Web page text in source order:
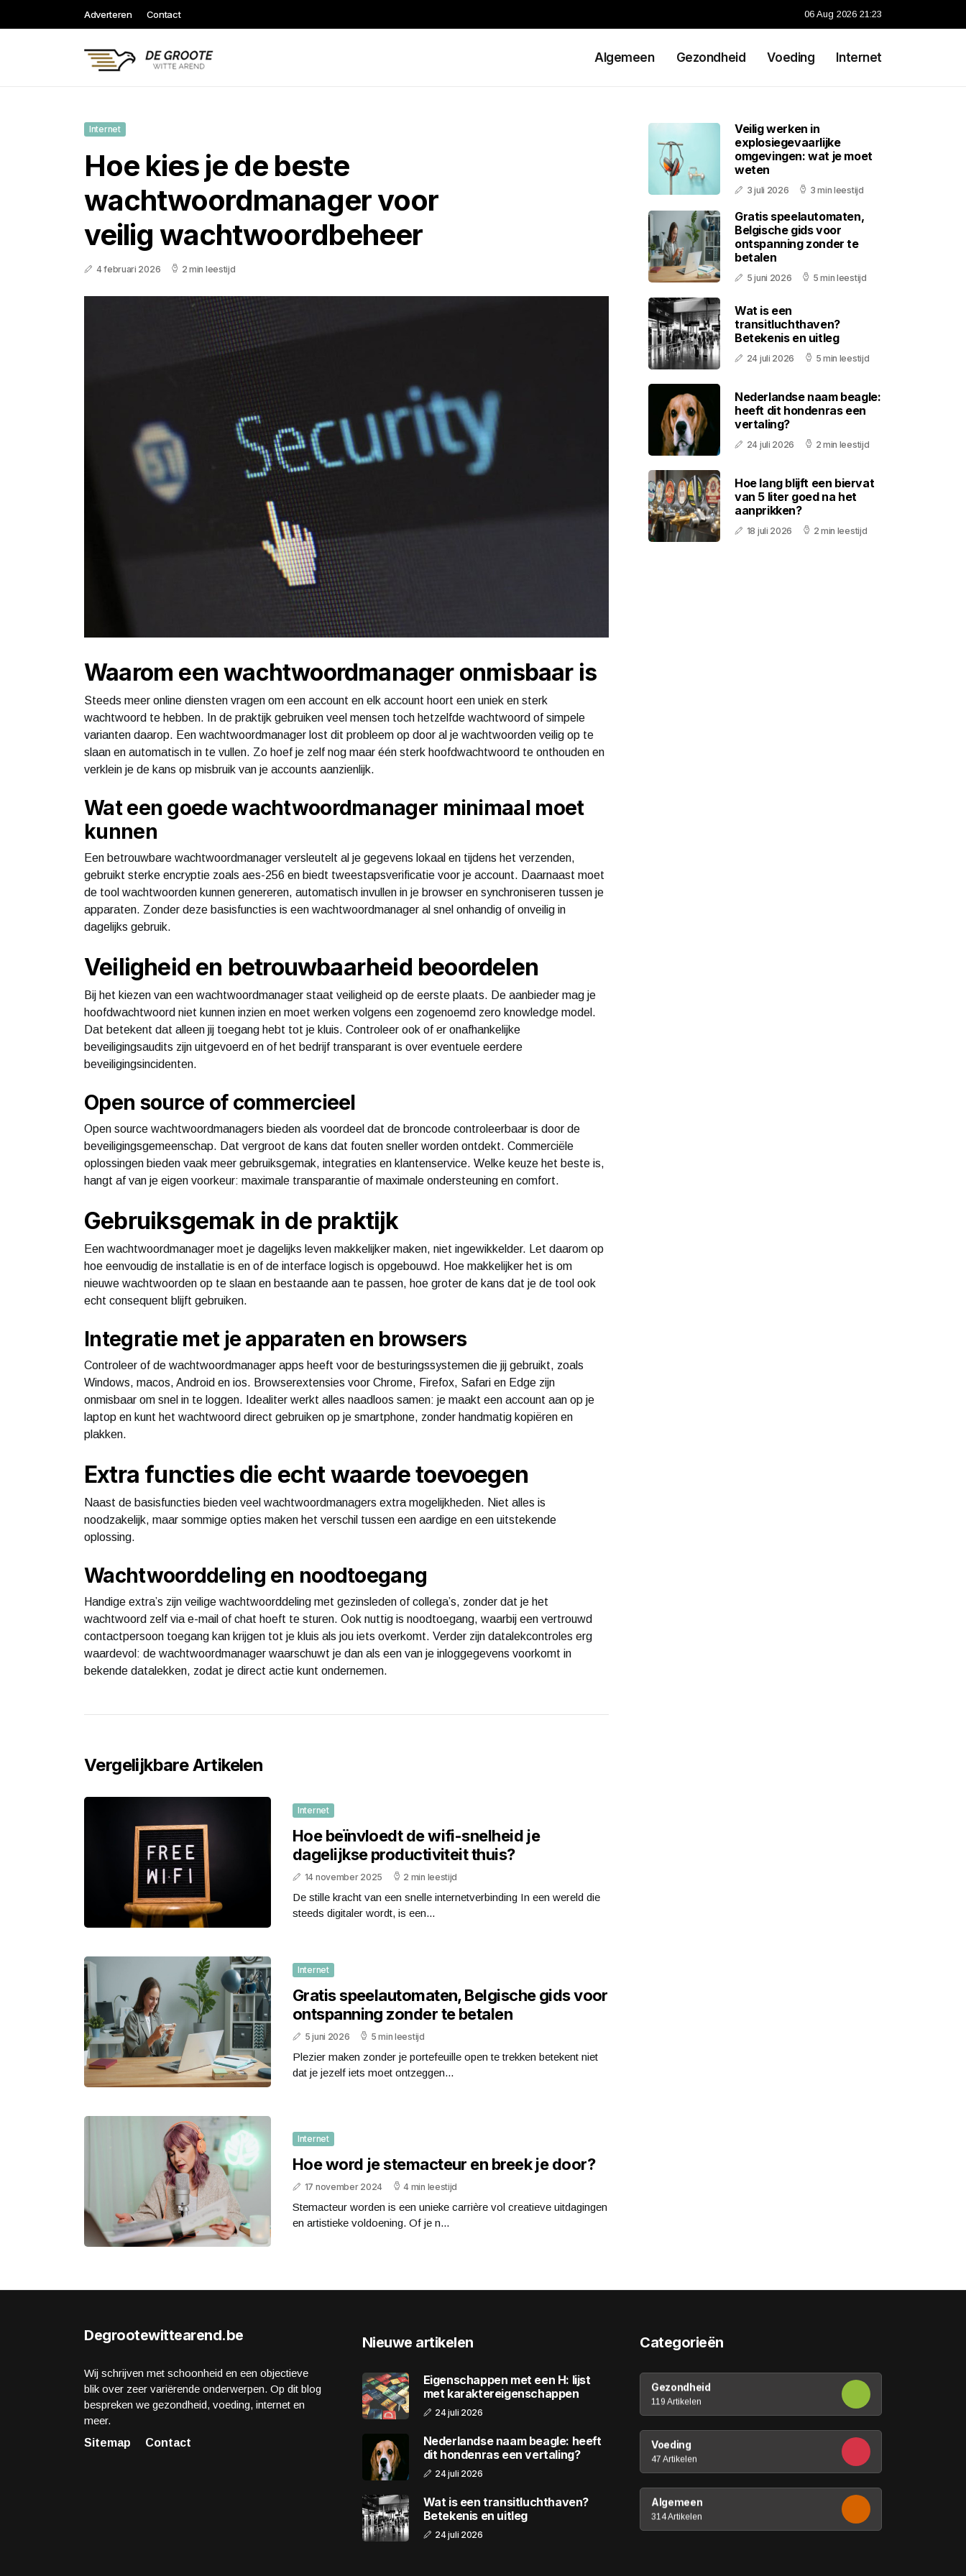
Adverteren Contact 06 Aug 2026 21:23
Algemeen Gezondheid Voeding Internet
Internet
Hoe kies je de beste
wachtwoordmanager voor
veilig wachtwoordbeheer
4 februari 2026 2 min leestijd
Waarom een wachtwoordmanager onmisbaar is
Steeds meer online diensten vragen om een account en elk account hoort een uniek en sterk
wachtwoord te hebben. In de praktijk gebruiken veel mensen toch hetzelfde wachtwoord of simpele
varianten daarop. Een wachtwoordmanager lost dit probleem op door al je wachtwoorden veilig op te
slaan en automatisch in te vullen. Zo hoef je zelf nog maar één sterk hoofdwachtwoord te onthouden en
verklein je de kans op misbruik van je accounts aanzienlijk.
Wat een goede wachtwoordmanager minimaal moet
kunnen
Een betrouwbare wachtwoordmanager versleutelt al je gegevens lokaal en tijdens het verzenden,
gebruikt sterke encryptie zoals aes-256 en biedt tweestapsverificatie voor je account. Daarnaast moet
de tool wachtwoorden kunnen genereren, automatisch invullen in je browser en synchroniseren tussen je
apparaten. Zonder deze basisfuncties is een wachtwoordmanager al snel onhandig of onveilig in
dagelijks gebruik.
Veiligheid en betrouwbaarheid beoordelen
Bij het kiezen van een wachtwoordmanager staat veiligheid op de eerste plaats. De aanbieder mag je
hoofdwachtwoord niet kunnen inzien en moet werken volgens een zogenoemd zero knowledge model.
Dat betekent dat alleen jij toegang hebt tot je kluis. Controleer ook of er onafhankelijke
beveiligingsaudits zijn uitgevoerd en of het bedrijf transparant is over eventuele eerdere
beveiligingsincidenten.
Open source of commercieel
Open source wachtwoordmanagers bieden als voordeel dat de broncode controleerbaar is door de
beveiligingsgemeenschap. Dat vergroot de kans dat fouten sneller worden ontdekt. Commerciële
oplossingen bieden vaak meer gebruiksgemak, integraties en klantenservice. Welke keuze het beste is,
hangt af van je eigen voorkeur: maximale transparantie of maximale ondersteuning en comfort.
Gebruiksgemak in de praktijk
Een wachtwoordmanager moet je dagelijks leven makkelijker maken, niet ingewikkelder. Let daarom op
hoe eenvoudig de installatie is en of de interface logisch is opgebouwd. Hoe makkelijker het is om
nieuwe wachtwoorden op te slaan en bestaande aan te passen, hoe groter de kans dat je de tool ook
echt consequent blijft gebruiken.
Integratie met je apparaten en browsers
Controleer of de wachtwoordmanager apps heeft voor de besturingssystemen die jij gebruikt, zoals
Windows, macos, Android en ios. Browserextensies voor Chrome, Firefox, Safari en Edge zijn
onmisbaar om snel in te loggen. Idealiter werkt alles naadloos samen: je maakt een account aan op je
laptop en kunt het wachtwoord direct gebruiken op je smartphone, zonder handmatig kopiëren en
plakken.
Extra functies die echt waarde toevoegen
Naast de basisfuncties bieden veel wachtwoordmanagers extra mogelijkheden. Niet alles is
noodzakelijk, maar sommige opties maken het verschil tussen een aardige en een uitstekende
oplossing.
Wachtwoorddeling en noodtoegang
Handige extra’s zijn veilige wachtwoorddeling met gezinsleden of collega’s, zonder dat je het
wachtwoord zelf via e-mail of chat hoeft te sturen. Ook nuttig is noodtoegang, waarbij een vertrouwd
contactpersoon toegang kan krijgen tot je kluis als jou iets overkomt. Verder zijn datalekcontroles erg
waardevol: de wachtwoordmanager waarschuwt je dan als een van je inloggegevens voorkomt in
bekende datalekken, zodat je direct actie kunt ondernemen.
Vergelijkbare Artikelen
Internet
Hoe beïnvloedt de wifi-snelheid je
dagelijkse productiviteit thuis?
14 november 2025 2 min leestijd
De stille kracht van een snelle internetverbinding In een wereld die
steeds digitaler wordt, is een...
Internet
Gratis speelautomaten, Belgische gids voor
ontspanning zonder te betalen
5 juni 2026 5 min leestijd
Plezier maken zonder je portefeuille open te trekken betekent niet
dat je jezelf iets moet ontzeggen...
Internet
Hoe word je stemacteur en breek je door?
17 november 2024 4 min leestijd
Stemacteur worden is een unieke carrière vol creatieve uitdagingen
en artistieke voldoening. Of je n...
Veilig werken in
explosiegevaarlijke
omgevingen: wat je moet
weten
3 juli 2026 3 min leestijd
Gratis speelautomaten,
Belgische gids voor
ontspanning zonder te
betalen
5 juni 2026 5 min leestijd
Wat is een
transitluchthaven?
Betekenis en uitleg
24 juli 2026 5 min leestijd
Nederlandse naam beagle:
heeft dit hondenras een
vertaling?
24 juli 2026 2 min leestijd
Hoe lang blijft een biervat
van 5 liter goed na het
aanprikken?
18 juli 2026 2 min leestijd
Degrootewittearend.be
Wij schrijven met schoonheid en een objectieve
blik over zeer variërende onderwerpen. Op dit blog
bespreken we gezondheid, voeding, internet en
meer.
Sitemap
Contact
Nieuwe artikelen
Eigenschappen met een H: lijst
met karaktereigenschappen
24 juli 2026
Nederlandse naam beagle: heeft
dit hondenras een vertaling?
24 juli 2026
Wat is een transitluchthaven?
Betekenis en uitleg
24 juli 2026
Categorieën
Gezondheid
119 Artikelen
Voeding
47 Artikelen
Algemeen
314 Artikelen